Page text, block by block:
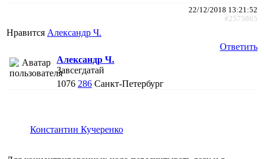
22/12/2018 13:21:52
#2575865
Нравится Александр Ч.
Ответить
Александр Ч.
Завсегдатай
1076 286 Санкт-Петербург
Константин Кучеренко